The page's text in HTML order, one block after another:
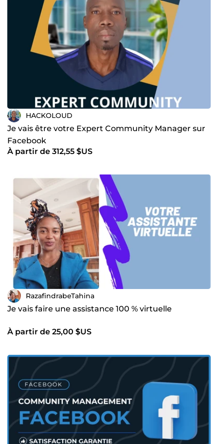
HACKOLOUD
Je vais être votre Expert Community Manager sur
Facebook
À partir de 312,55 $US
RazafindrabeTahina
Je vais faire une assistance 100 % virtuelle
À partir de 25,00 $US